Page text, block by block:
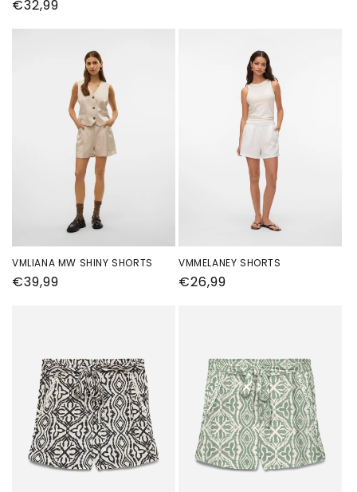
Normale
prijs
€32,99
VMLIANA MW SHINY SHORTS
Normale
€39,99
VMMELANEY SHORTS
Normale
€26,99